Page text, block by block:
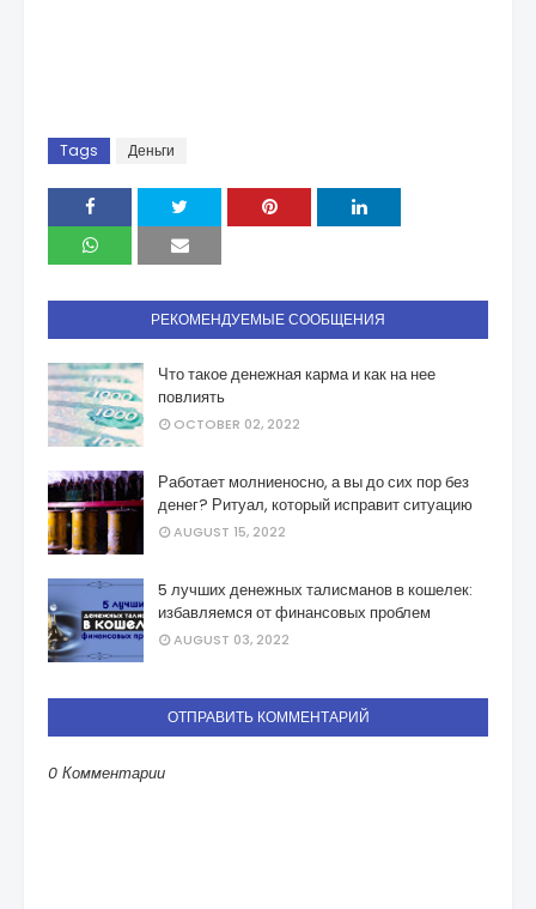
Tags Деньги
РЕКОМЕНДУЕМЫЕ СООБЩЕНИЯ
Что такое денежная карма и как на нее
повлиять
OCTOBER 02, 2022
Работает молниеносно, а вы до сих пор без
денег? Ритуал, который исправит ситуацию
AUGUST 15, 2022
5 лучших денежных талисманов в кошелек:
избавляемся от финансовых проблем
AUGUST 03, 2022
ОТПРАВИТЬ КОММЕНТАРИЙ
0 Комментарии